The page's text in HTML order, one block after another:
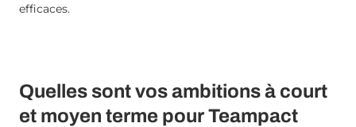
efficaces.
Quelles sont vos ambitions à court
et moyen terme pour Teampact